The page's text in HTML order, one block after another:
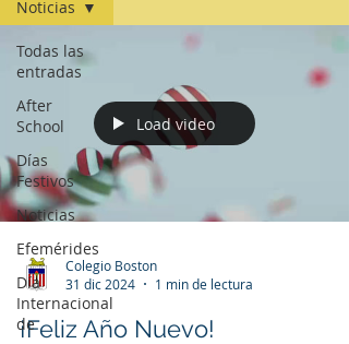
Todas las
entradas
After
School
Días
Festivos
Noticias
Efemérides
Día
Internacional
de
Noticias
Load video
Colegio Boston
31 dic 2024
1 min de lectura
¡Feliz Año Nuevo!